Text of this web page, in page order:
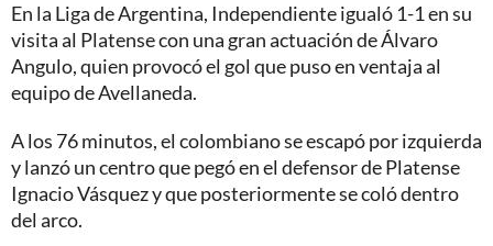
En la Liga de Argentina, Independiente igualó 1-1 en su
visita al Platense con una gran actuación de Álvaro
Angulo, quien provocó el gol que puso en ventaja al
equipo de Avellaneda.
A los 76 minutos, el colombiano se escapó por izquierda
y lanzó un centro que pegó en el defensor de Platense
Ignacio Vásquez y que posteriormente se coló dentro
del arco.